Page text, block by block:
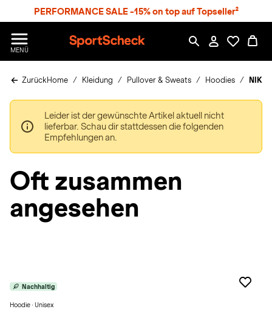
PERFORMANCE SALE -15% on top auf Topseller²
MENÜ
p
r
c
h
e
ZurückHome Kleidung Pullover & Sweats Hoodies
Leider ist der gewünschte Artikel aktuell nicht
lieferbar. Schau dir stattdessen die folgenden
Empfehlungen an.
Oft zusammen
angesehen
Nachhaltig
Hoodie · Unisex